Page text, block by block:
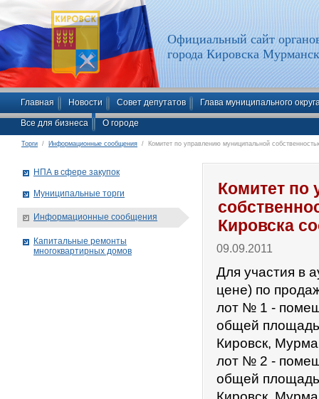
Официальный сайт
города Кировска
Главная Новости Совет депутатов Глава муниципального
Все для бизнеса О городе
Торги / Информационные сообщения / Комитет по управлению муниципальной
Комитет по
Кировска
09.09.2011
Для участия в
цене) по
лот № 1 -
общей
Кировск,
лот № 2 -
общей
НПА в сфере закупок
Муниципальные торги
Информационные сообщения
Капитальные ремонты
многоквартирных домов